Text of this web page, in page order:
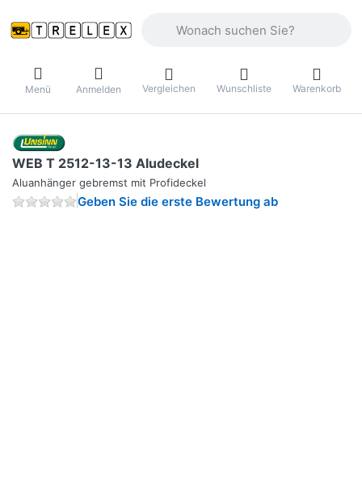
Menü Anmelden Vergleichen Wunschliste Warenkorb
WEB T 2512-13-13 Aludeckel
Aluanhänger gebremst mit Profideckel
Geben Sie die erste Bewertung ab